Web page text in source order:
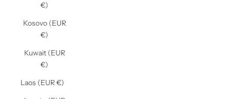
€)
Kosovo (EUR
€)
Kuwait (EUR
€)
Laos (EUR €)